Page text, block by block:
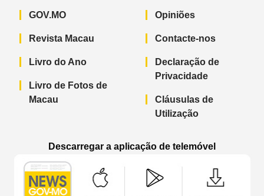
GOV.MO
Revista Macau
Livro do Ano
Livro de Fotos de
Macau
Opiniões
Contacte-nos
Declaração de
Privacidade
Cláusulas de
Utilização
Descarregar a aplicação de telemóvel